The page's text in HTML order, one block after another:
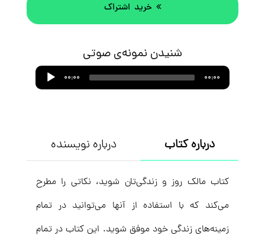
خرید اشتراک
شنیدن نمونه‌ی صوتی
Audio
Player
00:00 00:00
درباره کتاب درباره نویسنده
کتاب مالک روز و زندگی‌تان شوید، نکاتی را مطرح
می‌کند که با استفاده از آنها می‌توانید در تمام
زمینه‌های زندگی خود موفق شوید. این کتاب در تمام